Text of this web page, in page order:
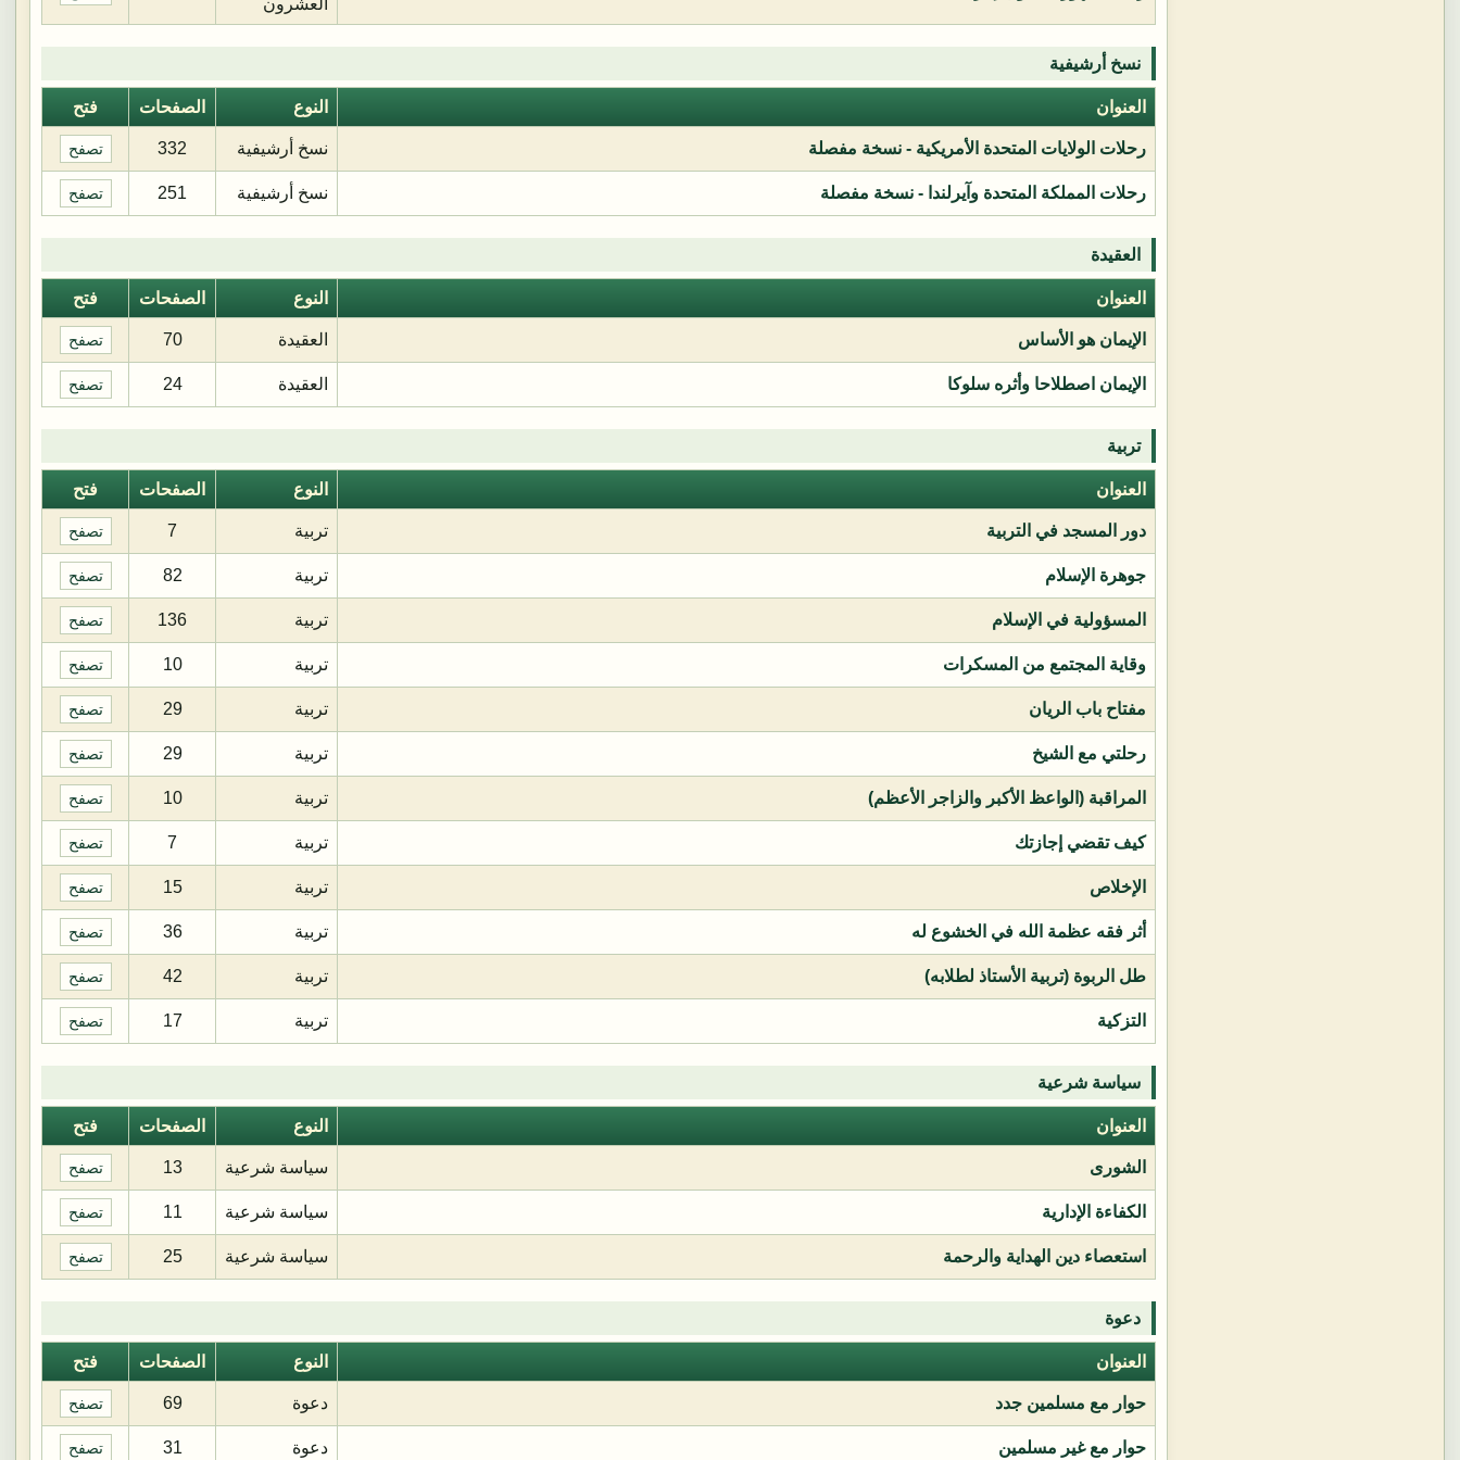
نسخ أرشيفية
العنوان النوع الصفحات فتح
رحلات الولايات المتحدة الأمريكية - نسخة مفصلة نسخ أرشيفية 332 تصفح
رحلات المملكة المتحدة وآيرلندا - نسخة مفصلة نسخ أرشيفية 251 تصفح
العقيدة
العنوان النوع الصفحات فتح
الإيمان هو الأساس العقيدة 70 تصفح
الإيمان اصطلاحا وأثره سلوكا العقيدة 24 تصفح
تربية
العنوان النوع الصفحات فتح
دور المسجد في التربية تربية 7 تصفح
جوهرة الإسلام تربية 82 تصفح
المسؤولية في الإسلام تربية 136 تصفح
وقاية المجتمع من المسكرات تربية 10 تصفح
مفتاح باب الريان تربية 29 تصفح
رحلتي مع الشيخ تربية 29 تصفح
المراقبة (الواعظ الأكبر والزاجر الأعظم) تربية 10 تصفح
كيف تقضي إجازتك تربية 7 تصفح
الإخلاص تربية 15 تصفح
أثر فقه عظمة الله في الخشوع له تربية 36 تصفح
طل الربوة (تربية الأستاذ لطلابه) تربية 42 تصفح
التزكية تربية 17 تصفح
سياسة شرعية
العنوان النوع الصفحات فتح
الشورى سياسة شرعية 13 تصفح
الكفاءة الإدارية سياسة شرعية 11 تصفح
استعصاء دين الهداية والرحمة سياسة شرعية 25 تصفح
دعوة
العنوان النوع الصفحات فتح
حوار مع مسلمين جدد دعوة 69 تصفح
حوار مع غير مسلمين دعوة 31 تصفح